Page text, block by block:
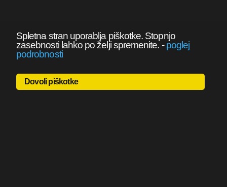
Spletna stran uporablja piškotke. Stopnjo
zasebnosti lahko po želji spremenite. -poglej
podrobnosti
Dovoli piškotke